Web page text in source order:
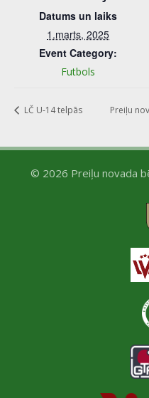
Datums un laiks
1.marts, 2025
Event Category:
Futbols
LČ U-14 telpās Preiļu
© 2026 Preiļu novada